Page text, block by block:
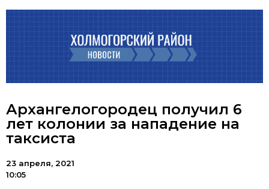
Архангелогородец получил 6
лет колонии за нападение на
таксиста
23 апреля, 2021
10:05